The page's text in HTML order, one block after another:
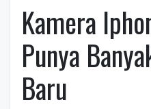
Kamera
Punya
Baru